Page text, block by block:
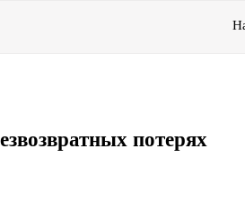
потерях